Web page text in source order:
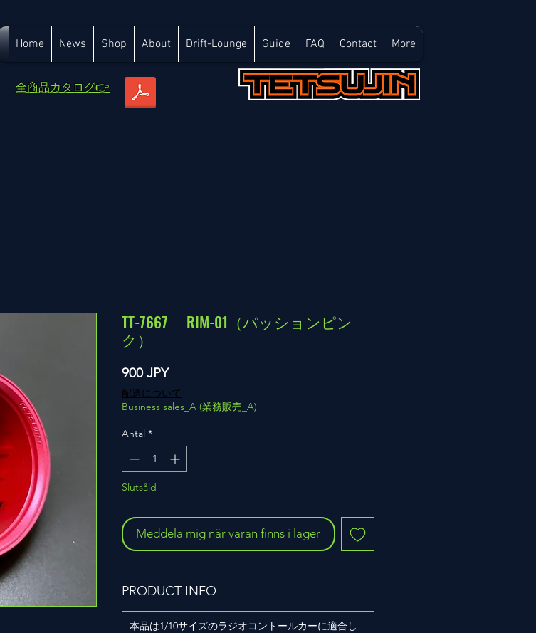
Home News Shop About Drift-Lounge Guide FAQ Contact More
​全商品カタログ👉
TT-7667 RIM-01（パッションピン
ク）
900 JPYPris
配送について
Business sales_A (業務販売_A)
Antal *
Slutsåld
Meddela mig när varan finns i lager
PRODUCT INFO
本品は1/10サイズのラジオコントールカーに適合し